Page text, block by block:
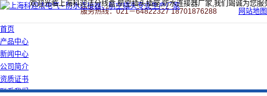
欢迎光临上海科迎法分线盒,航空插头插座,防水连接器厂家,我们竭诚为您服
服务热线：021－64822327 18701876288
网站地图
首页
产品中心
新闻中心
公司简介
资质证书
联系我们